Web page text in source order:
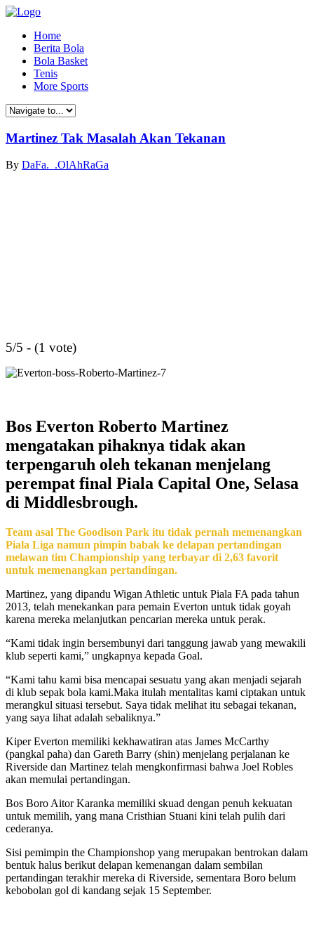
Home
Berita Bola
Bola Basket
Tenis
More Sports
Martinez Tak Masalah Akan Tekanan
By DaFa._.OlAhRaGa
5/5 - (1 vote)
Bos Everton Roberto Martinez
mengatakan pihaknya tidak akan
terpengaruh oleh tekanan menjelang
perempat final Piala Capital One, Selasa
di Middlesbrough.
Team asal The Goodison Park itu tidak pernah memenangkan
Piala Liga namun pimpin babak ke delapan pertandingan
melawan tim Championship yang terbayar di 2,63 favorit
untuk memenangkan pertandingan.
Martinez, yang dipandu Wigan Athletic untuk Piala FA pada tahun
2013, telah menekankan para pemain Everton untuk tidak goyah
karena mereka melanjutkan pencarian mereka untuk perak.
“Kami tidak ingin bersembunyi dari tanggung jawab yang mewakili
klub seperti kami,” ungkapnya kepada Goal.
“Kami tahu kami bisa mencapai sesuatu yang akan menjadi sejarah
di klub sepak bola kami.Maka itulah mentalitas kami ciptakan untuk
merangkul situasi tersebut. Saya tidak melihat itu sebagai tekanan,
yang saya lihat adalah sebaliknya.”
Kiper Everton memiliki kekhawatiran atas James McCarthy
(pangkal paha) dan Gareth Barry (shin) menjelang perjalanan ke
Riverside dan Martinez telah mengkonfirmasi bahwa Joel Robles
akan memulai pertandingan.
Bos Boro Aitor Karanka memiliki skuad dengan penuh kekuatan
untuk memilih, yang mana Cristhian Stuani kini telah pulih dari
cederanya.
Sisi pemimpin the Championshop yang merupakan bentrokan dalam
bentuk halus berikut delapan kemenangan dalam sembilan
pertandingan terakhir mereka di Riverside, sementara Boro belum
kebobolan gol di kandang sejak 15 September.